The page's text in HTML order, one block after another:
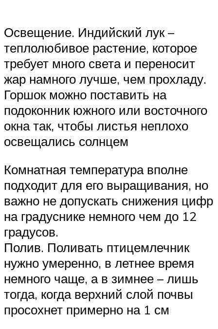
Освещение. Индийский лук –
теплолюбивое растение, которое
требует много света и переносит
жар намного лучше, чем прохладу.
Горшок можно поставить на
подоконник южного или восточного
окна так, чтобы листья неплохо
освещались солнцем
Комнатная температура вполне
подходит для его выращивания, но
важно не допускать снижения цифр
на градуснике немного чем до 12
градусов.
Полив. Поливать птицемлечник
нужно умеренно, в летнее время
немного чаще, а в зимнее – лишь
тогда, когда верхний слой почвы
просохнет примерно на 1 см